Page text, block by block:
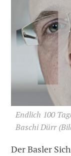
Endlich 100
Baschi Dürr
Der Basler